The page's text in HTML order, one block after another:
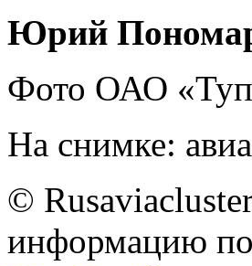
Юрий
Фото ОАО
На снимке:
©
информацию